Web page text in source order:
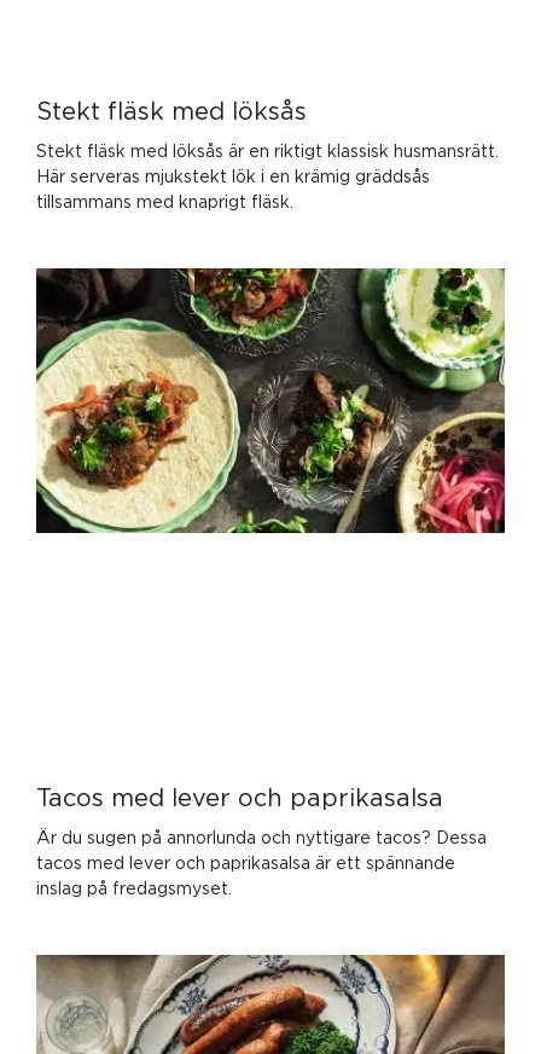
Stekt fläsk med löksås
Stekt fläsk med löksås är en riktigt klassisk husmansrätt.
Här serveras mjukstekt lök i en krämig gräddsås
tillsammans med knaprigt fläsk.
Tacos med lever och paprikasalsa
Är du sugen på annorlunda och nyttigare tacos? Dessa
tacos med lever och paprikasalsa är ett spännande
inslag på fredagsmyset.